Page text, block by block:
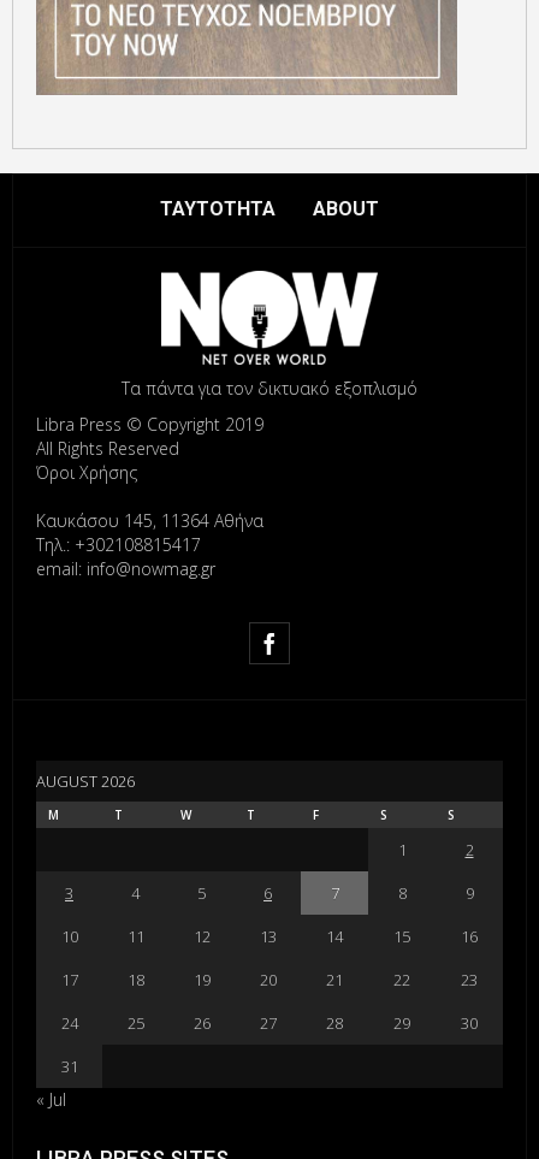
ΤΑΥΤΟΤΗΤΑ ABOUT
Τα πάντα για τον δικτυακό εξοπλισμό
Libra Press © Copyright 2019
All Rights Reserved
Όροι Χρήσης
Καυκάσου 145, 11364 Αθήνα
Τηλ.: +302108815417
email: info@nowmag.gr
AUGUST 2026
M T W T F S S
1
2
3
4 5 6 7 8
9
10
11 12 13 14 15
16
17
18 19 20 21 22
23
24
25 26 27 28 29
30
31
« Jul